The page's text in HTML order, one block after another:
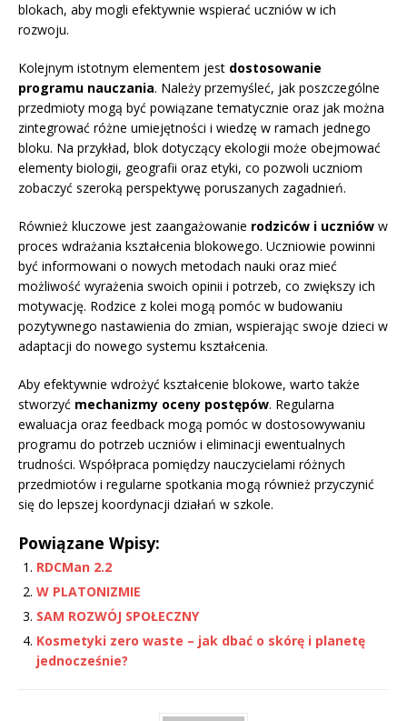
blokach, aby mogli efektywnie wspierać uczniów w ich
rozwoju.
Kolejnym istotnym elementem jest dostosowanie
programu nauczania. Należy przemyśleć, jak poszczególne
przedmioty mogą być powiązane tematycznie oraz jak można
zintegrować różne umiejętności i wiedzę w ramach jednego
bloku. Na przykład, blok dotyczący ekologii może obejmować
elementy biologii, geografii oraz etyki, co pozwoli uczniom
zobaczyć szeroką perspektywę poruszanych zagadnień.
Również kluczowe jest zaangażowanie rodziców i uczniów w
proces wdrażania kształcenia blokowego. Uczniowie powinni
być informowani o nowych metodach nauki oraz mieć
możliwość wyrażenia swoich opinii i potrzeb, co zwiększy ich
motywację. Rodzice z kolei mogą pomóc w budowaniu
pozytywnego nastawienia do zmian, wspierając swoje dzieci w
adaptacji do nowego systemu kształcenia.
Aby efektywnie wdrożyć kształcenie blokowe, warto także
stworzyć mechanizmy oceny postępów. Regularna
ewaluacja oraz feedback mogą pomóc w dostosowywaniu
programu do potrzeb uczniów i eliminacji ewentualnych
trudności. Współpraca pomiędzy nauczycielami różnych
przedmiotów i regularne spotkania mogą również przyczynić
się do lepszej koordynacji działań w szkole.
Powiązane Wpisy:
RDCMan 2.2
W PLATONIZMIE
SAM ROZWÓJ SPOŁECZNY
Kosmetyki zero waste – jak dbać o skórę i planetę
jednocześnie?